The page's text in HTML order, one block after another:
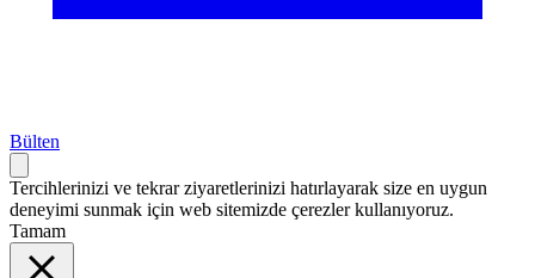
Bülten
Tercihlerinizi ve tekrar ziyaretlerinizi hatırlayarak size en uygun
deneyimi sunmak için web sitemizde çerezler kullanıyoruz.
Tamam